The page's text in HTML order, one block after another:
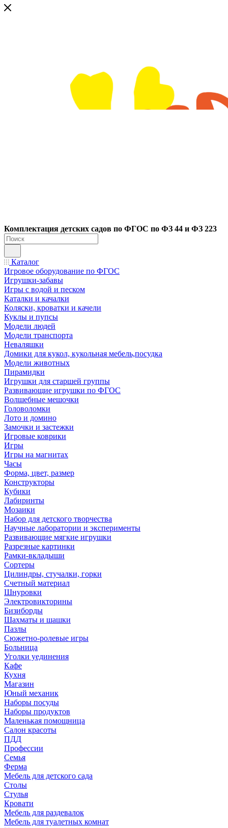
Комплектация детских садов по ФГОC по ФЗ 44 и ФЗ 223
Каталог
Игровое оборудование по ФГОС
Игрушки-забавы
Игры с водой и песком
Каталки и качалки
Коляски, кроватки и качели
Куклы и пупсы
Модели людей
Модели транспорта
Неваляшки
Домики для кукол, кукольная мебель,посудка
Модели животных
Пирамидки
Игрушки для старшей группы
Развивающие игрушки по ФГОС
Волшебные мешочки
Головоломки
Лото и домино
Замочки и застежки
Игровые коврики
Игры
Игры на магнитах
Часы
Форма, цвет, размер
Конструкторы
Кубики
Лабиринты
Мозаики
Набор для детского творчества
Научные лаборатории и эксперименты
Развивающие мягкие игрушки
Разрезные картинки
Рамки-вкладыши
Сортеры
Цилиндры, стучалки, горки
Счетный материал
Шнуровки
Электровикторины
Бизиборды
Шахматы и шашки
Пазлы
Сюжетно-ролевые игры
Больница
Уголки уединения
Кафе
Кухня
Магазин
Юный механик
Наборы посуды
Наборы продуктов
Маленькая помощница
Салон красоты
ПДД
Профессии
Семья
Ферма
Мебель для детского сада
Столы
Cтулья
Кровати
Мебель для раздевалок
Мебель для туалетных комнат